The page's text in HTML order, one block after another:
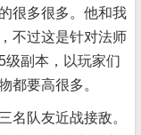
很多很多。他和我
不过这是针对法师
级副本，以玩家们
都要高很多。
队友近战接敌。